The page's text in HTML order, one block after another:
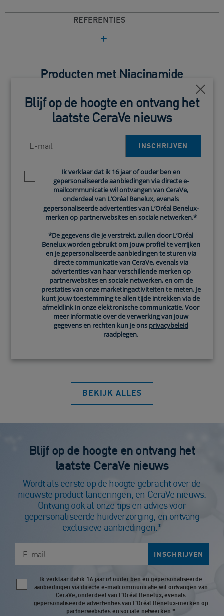
REFERENTIES
Producten met Niacinamide
Intensieve Herstellende Balsem ​
Beschermende herstellende verzorging voor zeer
droge, beschadigde en gebarsten huid.​
0.0(0)
BEKIJK ALLES
Blijf op de hoogte en ontvang het
laatste CeraVe nieuws
Wordt als eerste op de hoogte gebracht over de
nieuwste product lanceringen, en CeraVe nieuws.
Ontvang ook al onze tips en advies voor
gepersonaliseerde huidverzorging, en ontvang
exclusieve aanbiedingen.*
INSCHRIJVEN
Newsletter policy
Ik verklaar dat ik 16 jaar of ouder ben en gepersonaliseerde
aanbiedingen via directe e-mailcommunicatie wil ontvangen van
CeraVe, onderdeel van L’Oréal Benelux, evenals
gepersonaliseerde advertenties van L’Oréal Benelux-merken op
partnerwebsites en sociale netwerken.*
Close
Blijf op de hoogte en ontvang het
laatste CeraVe nieuws
INSCHRIJVEN
Newsletter policyIk verklaar dat ik 16 jaar of ouder ben en
gepersonaliseerde aanbiedingen via directe e-
mailcommunicatie wil ontvangen van CeraVe,
onderdeel van L’Oréal Benelux, evenals
gepersonaliseerde advertenties van L’Oréal Benelux-
merken op partnerwebsites en sociale netwerken.*
*De gegevens die je verstrekt, zullen door L’Oréal
Benelux worden gebruikt om jouw profiel te verrijken
en je gepersonaliseerde aanbiedingen te sturen via
directe communicatie van CeraVe, evenals via
advertenties van haar verschillende merken op
partnerwebsites en sociale netwerken, en om de
prestaties van onze marketingactiviteiten te meten. Je
kunt jouw toestemming te allen tijde intrekken via de
afmeldlink in onze elektronische communicatie. Voor
meer informatie over de verwerking van jouw
gegevens en rechten kun je ons privacybeleid
raadplegen.